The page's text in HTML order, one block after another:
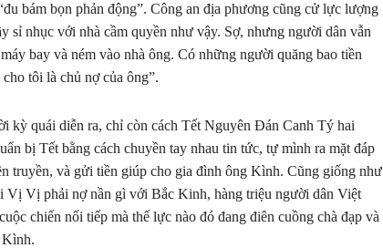
bám bọn phản động”. Công an địa phương cũng cử lực lượng
sỉ nhục với nhà cầm quyền như vậy. Sợ, nhưng người dân vẫn
bay và ném vào nhà ông. Có những người quăng bao tiền
tôi là chủ nợ của ông”.
kỳ quái diễn ra, chỉ còn cách Tết Nguyên Đán Canh Tý hai
bị Tết bằng cách chuyền tay nhau tin tức, tự mình ra mặt đáp
truyền, và gửi tiền giúp cho gia đình ông Kình. Cũng giống như
Vị Vị phải nợ nần gì với Bắc Kinh, hàng triệu người dân Việt
chiến nối tiếp mà thế lực nào đó đang điên cuồng chà đạp và